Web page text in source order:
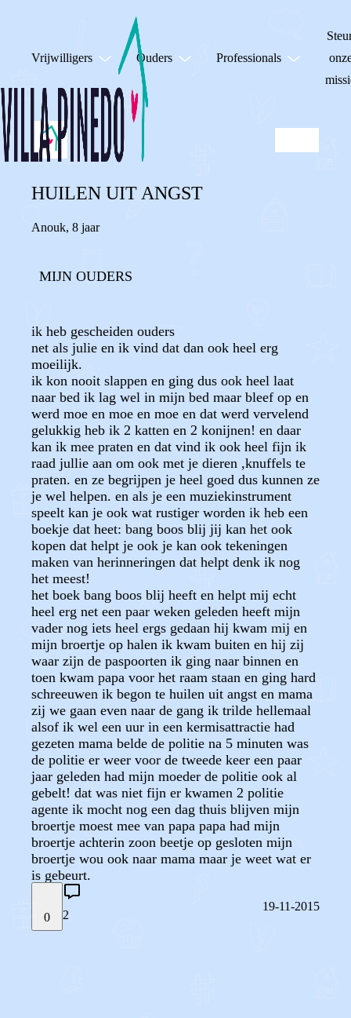
Vrijwilligers Ouders Professionals
HUILEN UIT ANGST
Anouk, 8 jaar
MIJN OUDERS
ik heb gescheiden ouders
net als julie en ik vind dat dan ook heel erg
moeilijk.
ik kon nooit slappen en ging dus ook heel laat
naar bed ik lag wel in mijn bed maar bleef op en
werd moe en moe en moe en dat werd vervelend
gelukkig heb ik 2 katten en 2 konijnen! en daar
kan ik mee praten en dat vind ik ook heel fijn ik
raad jullie aan om ook met je dieren ,knuffels te
praten. en ze begrijpen je heel goed dus kunnen ze
je wel helpen. en als je een muziekinstrument
speelt kan je ook wat rustiger worden ik heb een
boekje dat heet: bang boos blij jij kan het ook
kopen dat helpt je ook je kan ook tekeningen
maken van herinneringen dat helpt denk ik nog
het meest!
het boek bang boos blij heeft en helpt mij echt
heel erg net een paar weken geleden heeft mijn
vader nog iets heel ergs gedaan hij kwam mij en
mijn broertje op halen ik kwam buiten en hij zij
waar zijn de paspoorten ik ging naar binnen en
toen kwam papa voor het raam staan en ging hard
schreeuwen ik begon te huilen uit angst en mama
zij we gaan even naar de gang ik trilde hellemaal
alsof ik wel een uur in een kermisattractie had
gezeten mama belde de politie na 5 minuten was
de politie er weer voor de tweede keer een paar
jaar geleden had mijn moeder de politie ook al
gebelt! dat was niet fijn er kwamen 2 politie
agente ik mocht nog een dag thuis blijven mijn
broertje moest mee van papa papa had mijn
broertje achterin zoon beetje op gesloten mijn
broertje wou ook naar mama maar je weet wat er
is gebeurt.
0 2
19-11-2015